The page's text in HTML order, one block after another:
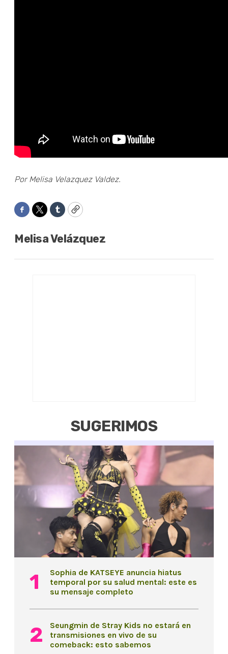
Por Melisa Velazquez Valdez.
Facebook
TwitterTumblrCopy
Melisa Velázquez
SUGERIMOS
Sophia de KATSEYE anuncia hiatus
temporal por su salud mental: este es
su mensaje completo
Seungmin de Stray Kids no estará en
transmisiones en vivo de su
comeback: esto sabemos